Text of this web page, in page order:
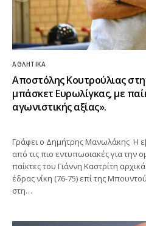
ΑΘΛΗΤΙΚΆ
Αποστόλης Κουτρούλιας
μπάσκετ Ευρωλίγκας, με
αγωνιστικής αξίας».
Γράφει ο Δημήτρης Μανωλάκης Η
από τις πιο εντυπωσιακές για την
παίκτες του Γιάννη Καστρίτη
έδρας νίκη (76-75) επί της
στη…